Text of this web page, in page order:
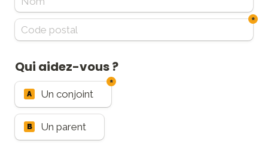
*
Qui aidez-vous ?
Untitled multiple choice field
A Un conjoint
*
B Un parent